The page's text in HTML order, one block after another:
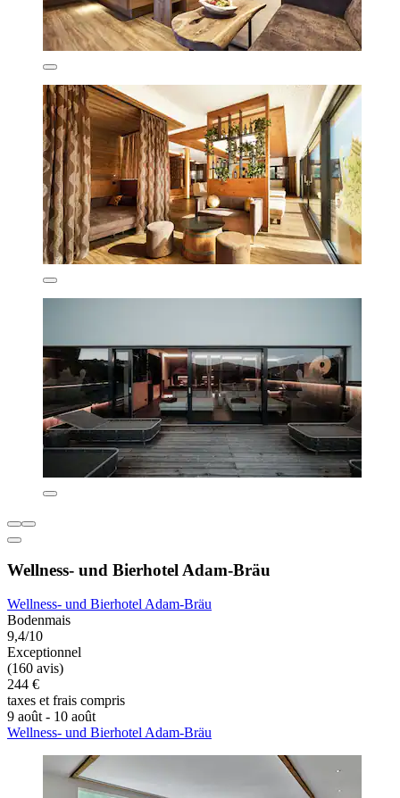
Wellness- und Bierhotel Adam-Bräu
Wellness- und Bierhotel Adam-Bräu
Bodenmais
9,4/10
Exceptionnel
(160 avis)
244 €
taxes et frais compris
9 août - 10 août
Wellness- und Bierhotel Adam-Bräu